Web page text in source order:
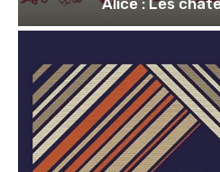
Alice : Les